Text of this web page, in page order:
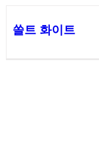
쏠트 화이트